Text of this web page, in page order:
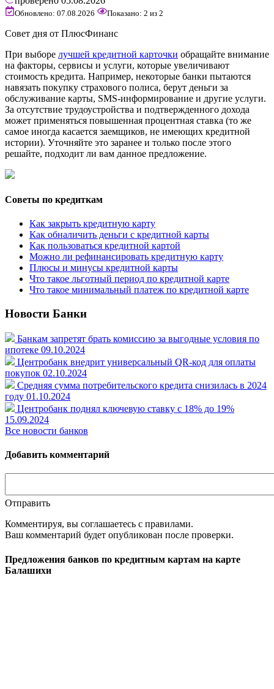
Обновлено: 07.08.2026 Показано: 2 из 2
Совет дня от ПлюсФинанс
При выборе лучшей кредитной карточки обращайте внимание
на факторы, сервисы и услуги, которые увеличивают
стоимость кредита. Например, некоторые банки пытаются
навязать покупку страхового полиса, берут деньги за
обслуживание карты, SMS-информирование и другие услуги.
За отсутствие трудоустройства и подтвержденного дохода
может применяться повышенная процентная ставка (то же
самое иногда касается заемщиков, не имеющих кредитной
истории). Уточняйте это заранее и только после этого
решайте, подходит ли вам данное предложение.
Советы по кредиткам
Как закрыть кредитную карту
Как обналичить деньги с кредитной карты
Как пользоваться кредитной картой
Можно ли рефинансировать кредитную карту
Плюсы и минусы кредитной карты
Что такое льготный период по кредитной карте
Что такое минимальный платеж по кредитной карте
Новости Банки
Банкам запретят брать комиссию за выгодные условия по
ипотеке 09.10.2024
Центробанк внедрит универсальный QR-код для оплаты
покупок 02.10.2024
Средняя сумма потребительского кредита снизилась в 2024
году 01.10.2024
Центробанк поднял ключевую ставку с 18% до 19%
15.09.2024
Все новости банков
Добавить комментарий
Отправить
Комментируя, вы соглашаетесь c правилами.
Ваш комментарий будет опубликован после проверки.
Предложения банков по кредитным картам на карте
Балашихи